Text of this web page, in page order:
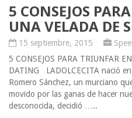
5 CONSEJOS
UNA VELADA DE
15 septiembre, 2015
5 CONSEJOS PARA TRIUNFAR
DATING LADOLCECITA nació
Romero Sánchez, un murciano
movido por las ganas de hacer
desconocida, decidió …..